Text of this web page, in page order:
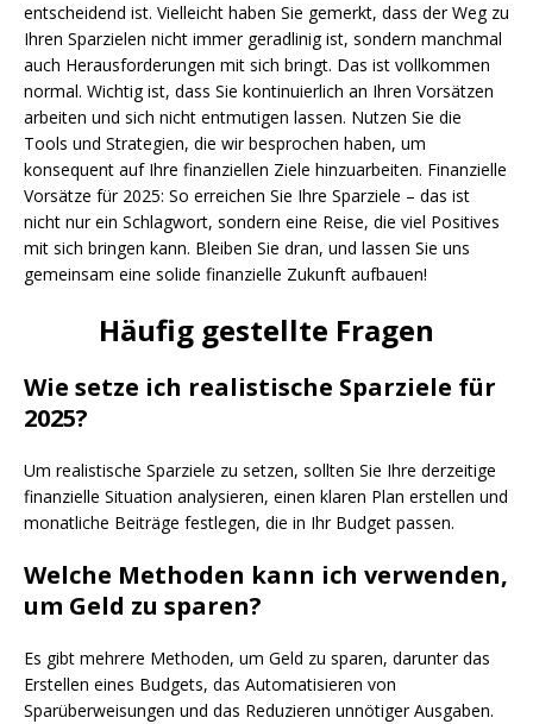
entscheidend ist. Vielleicht haben Sie gemerkt, dass der Weg zu
Ihren Sparzielen nicht immer geradlinig ist, sondern manchmal
auch Herausforderungen mit sich bringt. Das ist vollkommen
normal. Wichtig ist, dass Sie kontinuierlich an Ihren Vorsätzen
arbeiten und sich nicht entmutigen lassen. Nutzen Sie die
Tools und Strategien, die wir besprochen haben, um
konsequent auf Ihre finanziellen Ziele hinzuarbeiten. Finanzielle
Vorsätze für 2025: So erreichen Sie Ihre Sparziele – das ist
nicht nur ein Schlagwort, sondern eine Reise, die viel Positives
mit sich bringen kann. Bleiben Sie dran, und lassen Sie uns
gemeinsam eine solide finanzielle Zukunft aufbauen!
Häufig gestellte Fragen
Wie setze ich realistische Sparziele für
2025?
Um realistische Sparziele zu setzen, sollten Sie Ihre derzeitige
finanzielle Situation analysieren, einen klaren Plan erstellen und
monatliche Beiträge festlegen, die in Ihr Budget passen.
Welche Methoden kann ich verwenden,
um Geld zu sparen?
Es gibt mehrere Methoden, um Geld zu sparen, darunter das
Erstellen eines Budgets, das Automatisieren von
Sparüberweisungen und das Reduzieren unnötiger Ausgaben.